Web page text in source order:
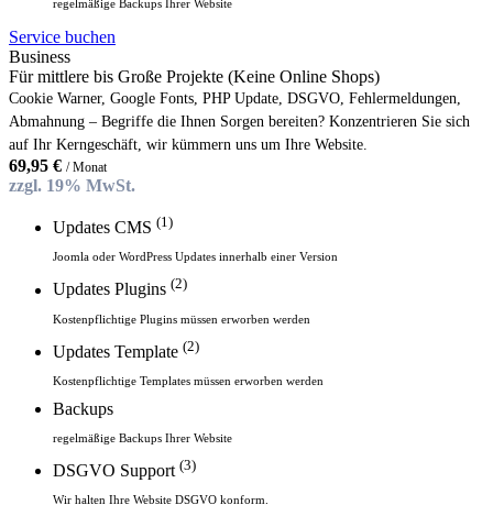
regelmäßige Backups Ihrer Website
Service buchen
Business
Für mittlere bis Große Projekte (Keine Online Shops)
Cookie Warner, Google Fonts, PHP Update, DSGVO, Fehlermeldungen,
Abmahnung – Begriffe die Ihnen Sorgen bereiten? Konzentrieren Sie sich
auf Ihr Kerngeschäft, wir kümmern uns um Ihre Website.
69,95 € / Monat
zzgl. 19% MwSt.
Updates CMS (1)
Joomla oder WordPress Updates innerhalb einer Version
Updates Plugins (2)
Kostenpflichtige Plugins müssen erworben werden
Updates Template (2)
Kostenpflichtige Templates müssen erworben werden
Backups
regelmäßige Backups Ihrer Website
DSGVO Support (3)
Wir halten Ihre Website DSGVO konform.